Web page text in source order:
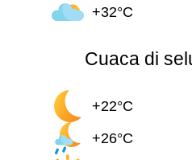
+32°C
Cuaca di
+22°C
+26°C